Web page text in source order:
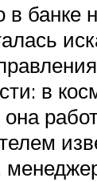
в банке
в
она